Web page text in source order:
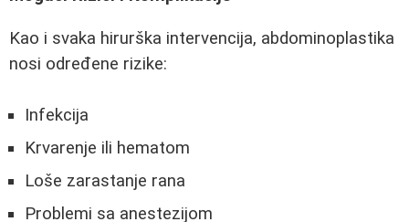
Kao i svaka hirurška intervencija, abdominoplastika
nosi određene rizike:
Infekcija
Krvarenje ili hematom
Loše zarastanje rana
Problemi sa anestezijom